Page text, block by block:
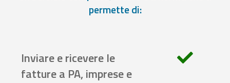
permette di:
Inviare e ricevere le
fatture a PA, imprese e